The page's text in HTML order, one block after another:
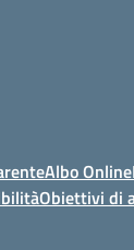
Albo Online
Obiettivi di